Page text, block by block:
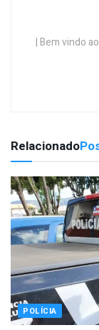
| Bem vindo
Relacionado
POLÍCIA